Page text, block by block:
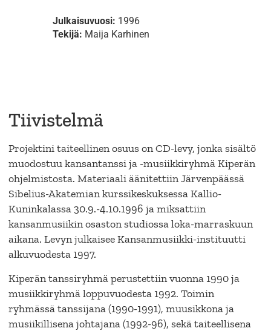
Julkaisuvuosi: 1996
Tekijä: Maija Karhinen
Tiivistelmä
Projektini taiteellinen osuus on CD-levy, jonka sisältö
muodostuu kansantanssi ja -musiikkiryhmä Kiperän
ohjelmistosta. Materiaali äänitettiin Järvenpäässä
Sibelius-Akatemian kurssikeskuksessa Kallio-
Kuninkalassa 30.9.-4.10.1996 ja miksattiin
kansanmusiikin osaston studiossa loka-marraskuun
aikana. Levyn julkaisee Kansanmusiikki-instituutti
alkuvuodesta 1997.
Kiperän tanssiryhmä perustettiin vuonna 1990 ja
musiikkiryhmä loppuvuodesta 1992. Toimin
ryhmässä tanssijana (1990-1991), muusikkona ja
musiikillisena johtajana (1992-96), sekä taiteellisena